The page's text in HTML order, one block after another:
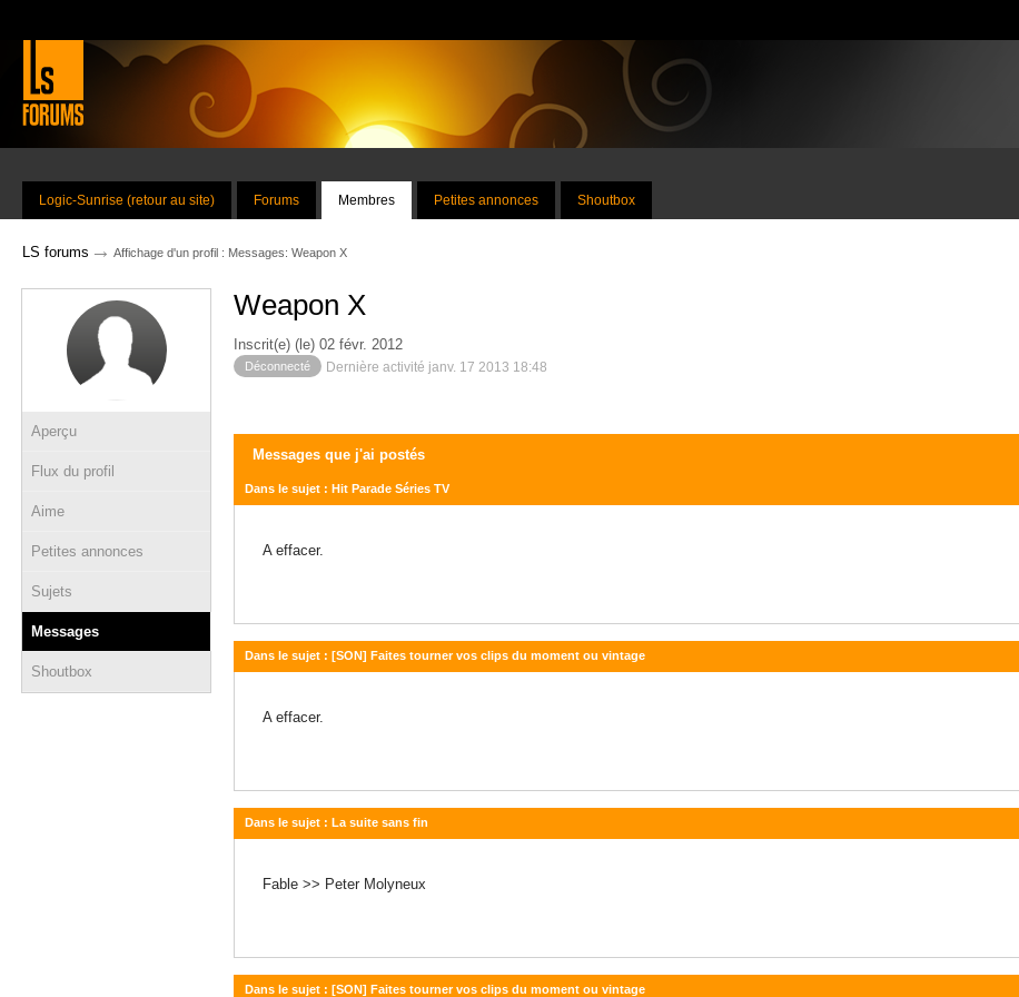
Logic-Sunrise (retour au site) Forums Membres Petites annonces Shoutbox
LS forums → Affichage d'un profil : Messages: Weapon X
Aperçu
Flux du profil
Aime
Petites annonces
Sujets
Messages
Shoutbox
Weapon X
Inscrit(e) (le) 02 févr. 2012
Déconnecté Dernière activité janv. 17 2013 18:48
Messages que j'ai postés
Dans le sujet : Hit Parade Séries TV
A effacer.
Dans le sujet : [SON] Faites tourner vos clips du moment ou vintage
A effacer.
Dans le sujet : La suite sans fin
Fable >> Peter Molyneux
Dans le sujet : [SON] Faites tourner vos clips du moment ou vintage